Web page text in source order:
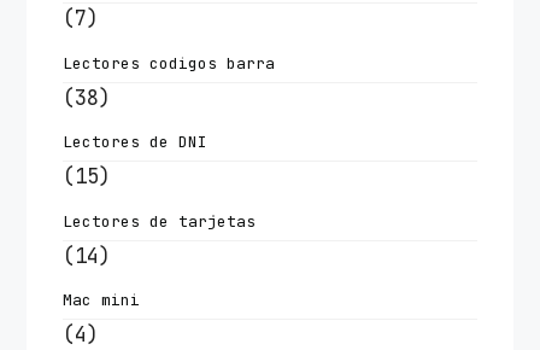
(7)
Lectores codigos barra
(38)
Lectores de DNI
(15)
Lectores de tarjetas
(14)
Mac mini
(4)